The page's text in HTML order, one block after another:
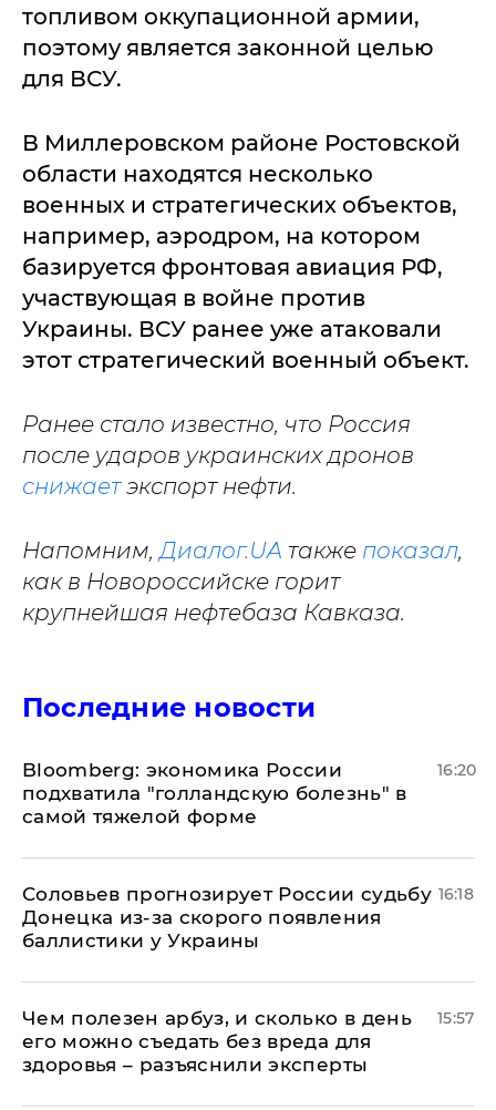
топливом оккупационной армии,
поэтому является законной целью
для ВСУ.
В Миллеровском районе Ростовской
области находятся несколько
военных и стратегических объектов,
например, аэродром, на котором
базируется фронтовая авиация РФ,
участвующая в войне против
Украины. ВСУ ранее уже атаковали
этот стратегический военный объект.
Ранее стало известно, что Россия
после ударов украинских дронов
снижаетэкспорт нефти.
Напомним,Диалог.UA также показал,
как в Новороссийске горит
крупнейшая нефтебаза Кавказа.
Последние новости
Bloomberg: экономика России
подхватила "голландскую болезнь" в
самой тяжелой форме
16:20
Соловьев прогнозирует России судьбу
Донецка из-за скорого появления
баллистики у Украины
16:18
Чем полезен арбуз, и сколько в день
его можно съедать без вреда для
здоровья – разъяснили эксперты
15:57